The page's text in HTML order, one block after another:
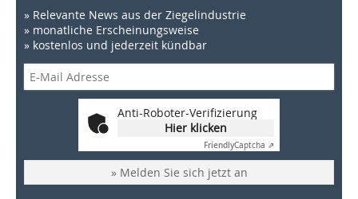
» Relevante News aus der Ziegelindustrie
» monatliche Erscheinungsweise
» kostenlos und jederzeit kündbar
Anti-Roboter-Verifizierung
Hier klicken
FriendlyCaptcha ⇗
» Melden Sie sich jetzt an